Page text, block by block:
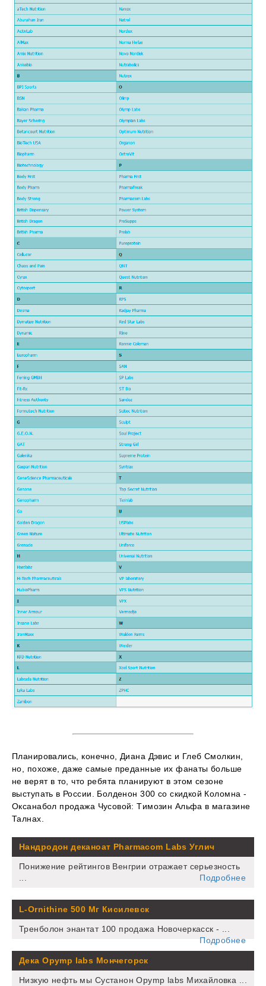
Планировались, конечно, Диана Дэвис и Глеб Смолкин,
но, похоже, даже самые преданные их фанаты больше
не верят в то, что ребята планируют в этом сезоне
выступать в России. Болденон 300 со скидкой Коломна -
Оксанабол продажа Чусовой: Tимозин Альфа в магазине
Талнах.
Нандродон деканоат Pharmacom Labs Углич
Понижение рейтингов Венгрии отражает серьезность
...
Подробнее
L-Ornithine 500 Мг Кисилевск
Тренболон энантат 100 продажа Новочеркасск - ...
Подробнее
Дека Opymp labs Мончегорск
Низкую нефть мы Сустанон Opymp labs Михайловка ...